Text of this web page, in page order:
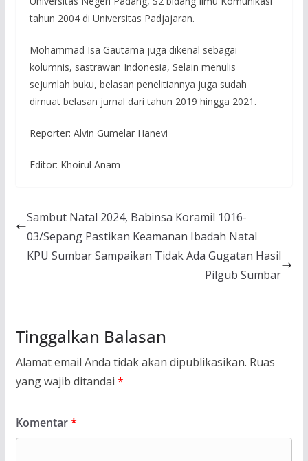
tahun 2004 di Universitas Padjajaran.
Mohammad Isa Gautama juga dikenal sebagai
kolumnis, sastrawan Indonesia, Selain menulis
sejumlah buku, belasan penelitiannya juga sudah
dimuat belasan jurnal dari tahun 2019 hingga 2021.
Reporter: Alvin Gumelar Hanevi
Editor: Khoirul Anam
Sambut Natal 2024, Babinsa Koramil 1016-
03/Sepang Pastikan Keamanan Ibadah Natal
KPU Sumbar Sampaikan Tidak Ada Gugatan Hasil
Pilgub Sumbar
Tinggalkan Balasan
Alamat email Anda tidak akan dipublikasikan. Ruas
yang wajib ditandai *
Komentar*